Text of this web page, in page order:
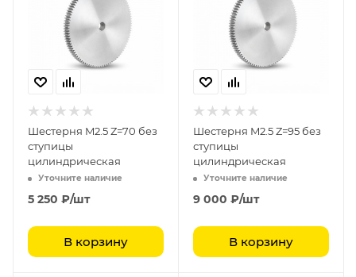
Шестерня M2.5 Z=70 без
ступицы
цилиндрическая
Уточните наличие
5 250 ₽/шт
В корзину
Шестерня M2.5 Z=95 без
ступицы
цилиндрическая
Уточните наличие
9 000 ₽/шт
В корзину